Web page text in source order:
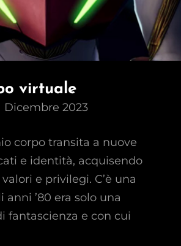
virtuale
Dicembre 2023
corpo transita a nuove
e identità, acquisendo
e privilegi. C’è una
anni ’80 era solo una
fantascienza e con cui